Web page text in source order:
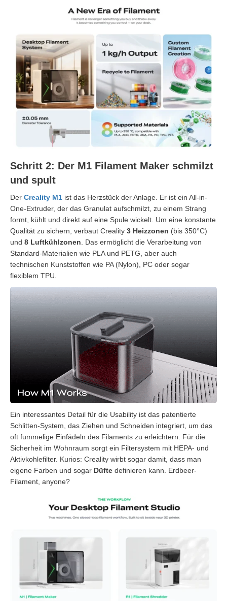
Schritt 2: Der M1 Filament Maker schmilzt
und spult
Der Creality M1 ist das Herzstück der Anlage. Er ist ein All-in-
One-Extruder, der das Granulat aufschmilzt, zu einem Strang
formt, kühlt und direkt auf eine Spule wickelt. Um eine konstante
Qualität zu sichern, verbaut Creality 3 Heizzonen (bis 350°C)
und 8 Luftkühlzonen . Das ermöglicht die Verarbeitung von
Standard-Materialien wie PLA und PETG, aber auch
technischen Kunststoffen wie PA (Nylon), PC oder sogar
flexiblem TPU.
Ein interessantes Detail für die Usability ist das patentierte
Schlitten-System, das Ziehen und Schneiden integriert, um das
oft fummelige Einfädeln des Filaments zu erleichtern. Für die
Sicherheit im Wohnraum sorgt ein Filtersystem mit HEPA- und
Aktivkohlefilter. Kurios: Creality wirbt sogar damit, dass man
eigene Farben und sogar Düfte definieren kann. Erdbeer-
Filament, anyone?